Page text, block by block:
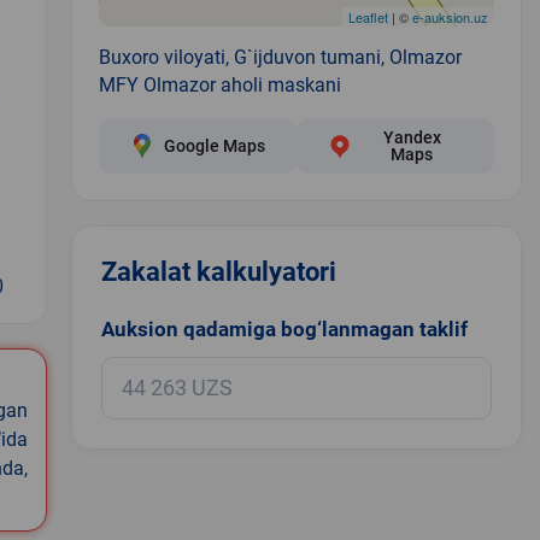
Leaflet| ©e-auksion.uz
Buxoro viloyati, G`ijduvon tumani, Olmazor
MFY Olmazor aholi maskani
Google Maps
Yandex
Maps
Zakalat kalkulyatori
Auksion qadamiga bog‘lanmagan taklif